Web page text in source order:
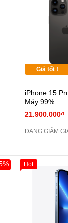
Giá tốt !
iPhone 15
Máy 99%
21.900.000₫
ĐANG GIẢM
Hot